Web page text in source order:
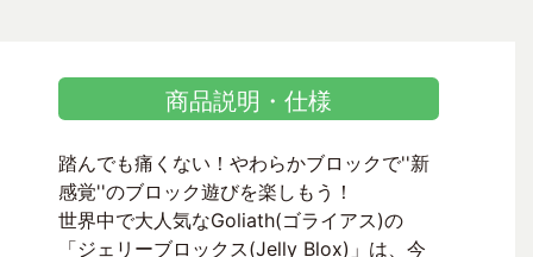
商品説明・仕様
踏んでも痛くない！やわらかブロックで''新
感覚''のブロック遊びを楽しもう！
世界中で大人気なGoliath(ゴライアス)の
「ジェリーブロックス(Jelly Blox)」は、今